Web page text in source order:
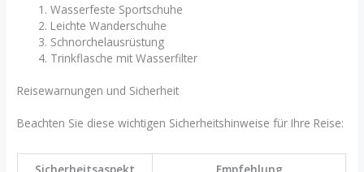
Wasserfeste Sportschuhe
Leichte Wanderschuhe
Schnorchelausrüstung
Trinkflasche mit Wasserfilter
Reisewarnungen und Sicherheit
Beachten Sie diese wichtigen Sicherheitshinweise für Ihre Reise: